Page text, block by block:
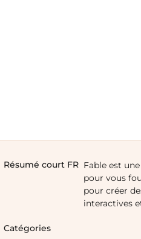
Résumé court FR Fable est
pour vous
pour créer
interactives
Catégories